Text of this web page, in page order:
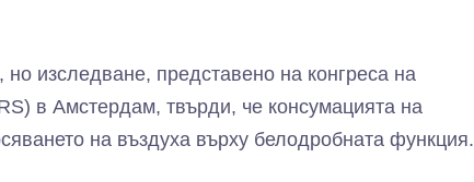
изследване, представено на конгреса на
в Амстердам, твърди, че консумацията на
на въздуха върху белодробната функция.